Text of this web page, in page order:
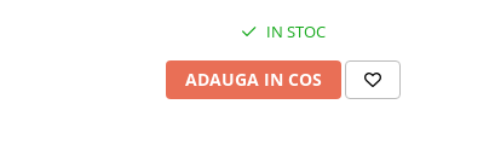
IN STOC
ADAUGA IN COS